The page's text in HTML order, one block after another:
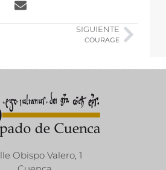
SIGUIENTE
COURAGE
Obispo Valero, 1